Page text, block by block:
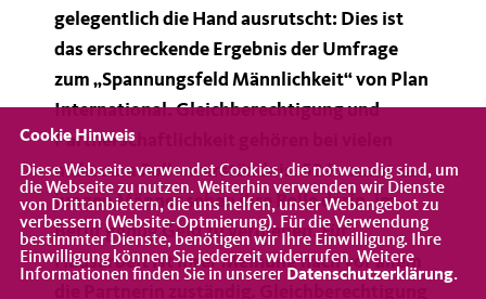
gelegentlich die Hand ausrutscht: Dies ist
das erschreckende Ergebnis der Umfrage
zum „Spannungsfeld Männlichkeit“ von Plan
International. Gleichberechtigung und
Partnerschaftlichkeit gehören bei vielen
nicht zum Rollenverständnis: 52 Prozent der
jungen Männer sehen ihre Rolle darin, im
Beruf genug Geld zu verdienen. Für
Hausarbeit ist ihrer Meinung nach vor allem
Cookie Hinweis
Diese Webseite verwendet Cookies, die notwendig sind, um
die Webseite zu nutzen. Weiterhin verwenden wir Dienste
von Drittanbietern, die uns helfen, unser Webangebot zu
verbessern (Website-Optmierung). Für die Verwendung
bestimmter Dienste, benötigen wir Ihre Einwilligung. Ihre
Einwilligung können Sie jederzeit widerrufen. Weitere
Informationen finden Sie in unserer Datenschutzerklärung.